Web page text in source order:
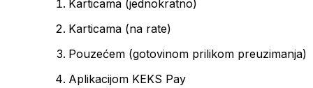
Karticama (jednokratno)
Karticama (na rate)
Pouzećem (gotovinom prilikom preuzimanja)
Aplikacijom KEKS Pay